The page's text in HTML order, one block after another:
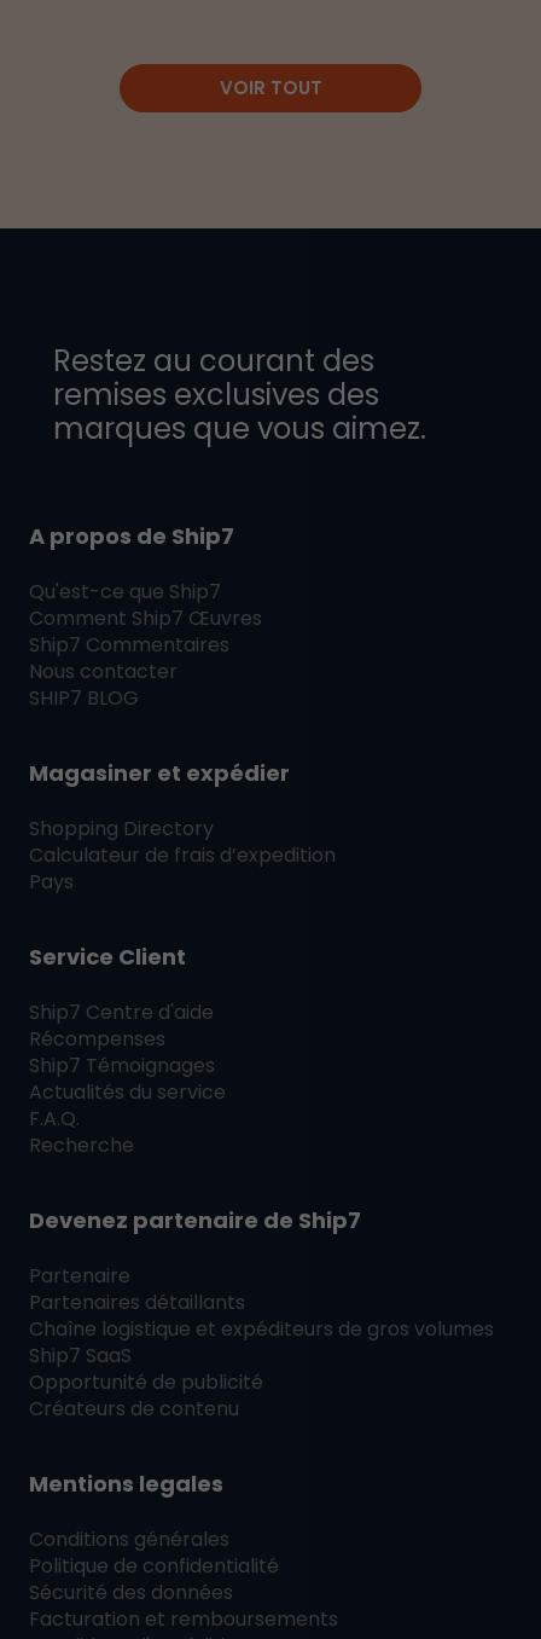
VOIR TOUT
Restez au courant des
remises exclusives des
marques que vous aimez.
A propos de Ship7
Qu'est-ce que Ship7
Comment Ship7 Œuvres
Ship7 Commentaires
Nous contacter
SHIP7 BLOG
Magasiner et expédier
Shopping Directory
Calculateur de frais d’expedition
Pays
Service Client
Ship7 Centre d'aide
Récompenses
Ship7 Témoignages
Actualités du service
F.A.Q.
Recherche
Devenez partenaire de Ship7
Partenaire
Partenaires détaillants
Chaîne logistique et expéditeurs de gros volumes
Ship7 SaaS
Opportunité de publicité
Créateurs de contenu
Mentions legales
Conditions générales
Politique de confidentialité
Sécurité des données
Facturation et remboursements